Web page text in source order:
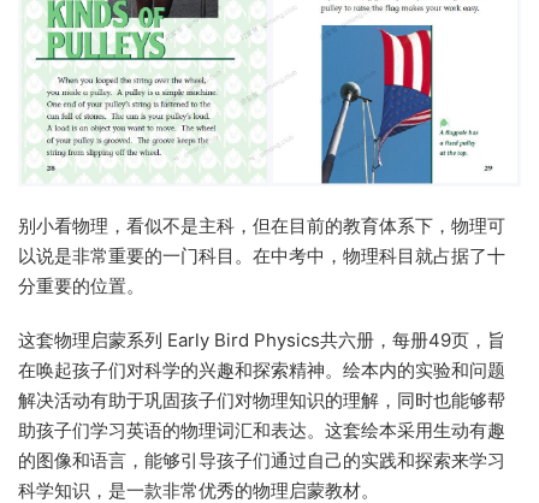
别小看物理，看似不是主科，但在目前的教育体系下，物理可
以说是非常重要的一门科目。在中考中，物理科目就占据了十
分重要的位置。
这套物理启蒙系列 Early Bird Physics共六册，每册49页，旨
在唤起孩子们对科学的兴趣和探索精神。绘本内的实验和问题
解决活动有助于巩固孩子们对物理知识的理解，同时也能够帮
助孩子们学习英语的物理词汇和表达。这套绘本采用生动有趣
的图像和语言，能够引导孩子们通过自己的实践和探索来学习
科学知识，是一款非常优秀的物理启蒙教材。